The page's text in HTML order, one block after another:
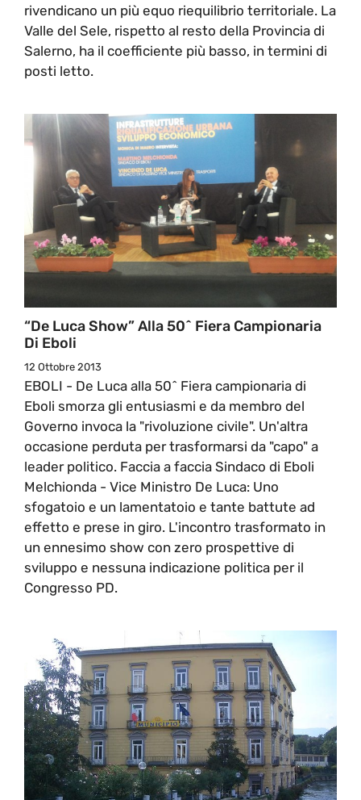
rivendicano un più equo riequilibrio territoriale. La
Valle del Sele, rispetto al resto della Provincia di
Salerno, ha il coefficiente più basso, in termini di
posti letto.
“De Luca Show” Alla 50^ Fiera Campionaria
Di Eboli
12 Ottobre 2013
EBOLI - De Luca alla 50^ Fiera campionaria di
Eboli smorza gli entusiasmi e da membro del
Governo invoca la "rivoluzione civile". Un'altra
occasione perduta per trasformarsi da "capo" a
leader politico. Faccia a faccia Sindaco di Eboli
Melchionda - Vice Ministro De Luca: Uno
sfogatoio e un lamentatoio e tante battute ad
effetto e prese in giro. L'incontro trasformato in
un ennesimo show con zero prospettive di
sviluppo e nessuna indicazione politica per il
Congresso PD.